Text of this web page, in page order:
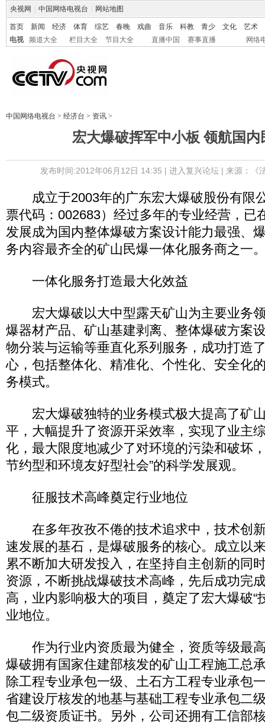
央视网 中国网络电视台 网站地图
首页 新闻 经济 体育 综艺 春晚 戏曲 音乐 科教 青少 文化
艺术
电视
频道大全 栏目大全 节目大全 直播中国 赛事直播 网络
中国网络电视台 > 经济台 > 资讯 >
宏大爆破挥军中小板 领航国内
发布时间:2012年06月12日 14:35 | 进入复兴论坛| 来源：《
成立于2003年的广东宏大爆破股份有限
票代码：002683）经过多年的专业经营，已
发展成为国内整体爆破方案设计能力最强、
务内容最齐全的矿山民爆一体化服务商之一
一体化服务打造最大化效益
宏大爆破以大中型露天矿山为主要业务
爆器材产品、矿山基建剥离、整体爆破方案
物分装与运输等垂直化系列服务，成功打造
心，包括整体化、精准化、个性化、安全化
务模式。
宏大爆破独特的业务模式极大提高了矿
平，大幅提升了资源开采效率，实现了业主
化，最大限度地减少了对环境的污染和破坏
节约型和环境友好型社会”的科学发展观。
征服技术高峰奠定行业地位
在多年孜孜不倦的技术追求中，技术创
速发展的基石，是爆破服务的核心。成立以
累不断加大研发投入，在坚持自主创新的同
资源，不断挑战爆破技术高峰，先后成功完
高，业内影响极大的项目，奠定了宏大爆破“
业地位。
作为行业内资质最为健全，资质等级最
爆破拥有国家住建部核发的矿山工程施工总
除工程专业承包一级、土石方工程专业承包
省建设厅核发的地基与基础工程专业承包二
包二级资质证书。另外，公司还拥有工信部